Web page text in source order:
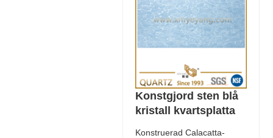
Konstgjord sten blå
kristall kvartsplatta
Konstruerad Calacatta-